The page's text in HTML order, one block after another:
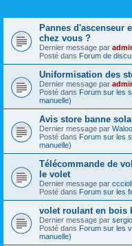
Pannes d'ascenseur
chez vous ?
Dernier message par
Posté dans Forum de
Uniformisation des
Dernier message par
Posté dans Forum sur les
manuelle)
Avis store banne
Dernier message par Waloo
Posté dans Forum sur les
manuelle)
Télécommande de
le volet
Dernier message par
Posté dans Forum sur les
volet roulant en bois
Dernier message par
Posté dans Forum sur les
manuelle)